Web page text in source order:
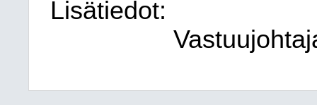
Lisätiedot: